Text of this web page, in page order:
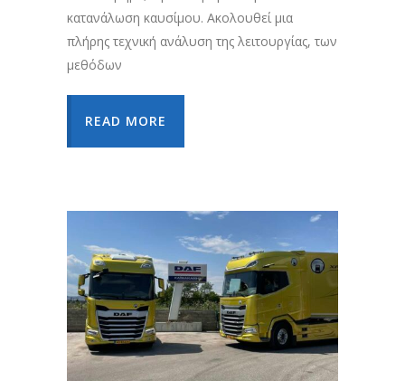
κατανάλωση καυσίμου. Ακολουθεί μια
πλήρης τεχνική ανάλυση της λειτουργίας, των
μεθόδων
READ MORE